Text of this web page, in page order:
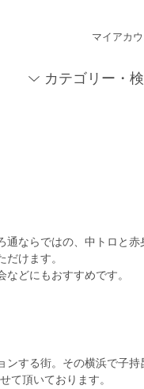
マイアカウ
カテゴリー・
ならではの、中トロと
けます。
どにもおすすめです。
する街。その横浜で子
て頂いております。